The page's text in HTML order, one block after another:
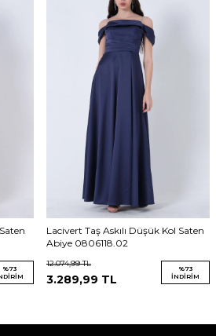
%73
Lacivert Taş Askılı Düşük Kol Saten
Abiye 0806118.02
12.074,99TL
3.289,99 TL
%73
İNDIRIM